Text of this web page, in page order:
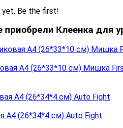
Be the first!
приобрели Клеенка для
А4 (26*33*10 см) Мишка
А4 (26*34*4 см) Auto Fight